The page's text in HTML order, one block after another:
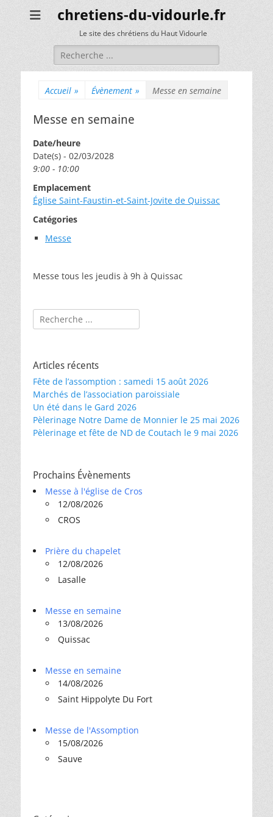
chretiens-du-vidourle.fr
Le site des chrétiens du Haut Vidourle
Rechercher :
Accueil » Évènement » Messe en semaine
Messe en semaine
Date/heure
Date(s) - 02/03/2028
9:00 - 10:00
Emplacement
Église Saint-Faustin-et-Saint-Jovite de Quissac
Catégories
Messe
Messe tous les jeudis à 9h à Quissac
Rechercher :
Articles récents
Fête de l’assomption : samedi 15 août 2026
Marchés de l’association paroissiale
Un été dans le Gard 2026
Pèlerinage Notre Dame de Monnier le 25 mai 2026
Pèlerinage et fête de ND de Coutach le 9 mai 2026
Prochains Évènements
Messe à l'église de Cros
12/08/2026
CROS
Prière du chapelet
12/08/2026
Lasalle
Messe en semaine
13/08/2026
Quissac
Messe en semaine
14/08/2026
Saint Hippolyte Du Fort
Messe de l'Assomption
15/08/2026
Sauve